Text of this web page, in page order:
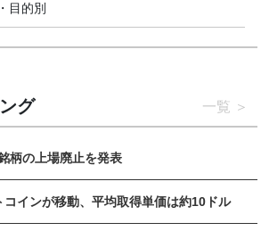
目的別
グ 一覧
柄の上場廃止を発表
インが移動、平均取得単価は約10ドル